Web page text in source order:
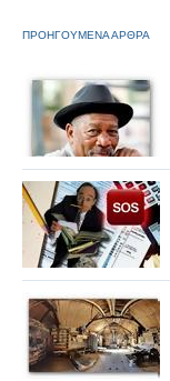
ΠΡΟΗΓΟΥΜΕΝΑ ΑΡΘΡΑ